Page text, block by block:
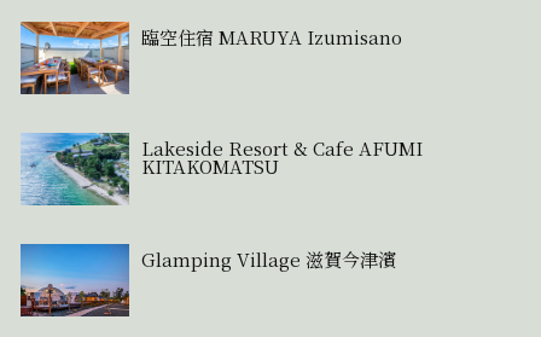
臨空住宿 MARUYA Izumisano
Lakeside Resort & Cafe AFUMI
KITAKOMATSU
Glamping Village 滋賀今津濱